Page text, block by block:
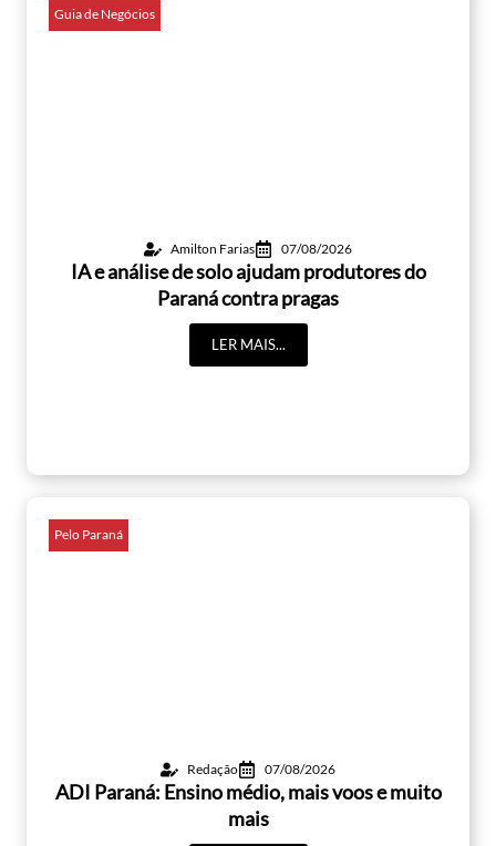
Guia de Negócios
Amilton Farias 07/08/2026
IA e análise de solo ajudam produtores do
Paraná contra pragas
LER MAIS...
Pelo Paraná
Redação 07/08/2026
ADI Paraná: Ensino médio, mais voos e muito
mais